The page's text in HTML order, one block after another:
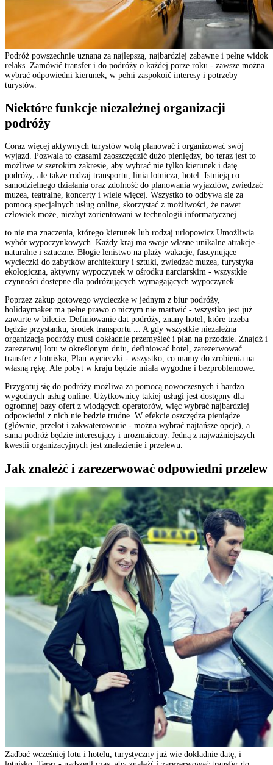
Podróż powszechnie uznana za najlepszą, najbardziej zabawne i pełne widok
relaks. Zamówić transfer i do podróży o każdej porze roku - zawsze można
wybrać odpowiedni kierunek, w pełni zaspokoić interesy i potrzeby
turystów.
Niektóre funkcje niezależnej organizacji
podróży
Coraz więcej aktywnych turystów wolą planować i organizować swój
wyjazd. Pozwala to czasami zaoszczędzić dużo pieniędzy, bo teraz jest to
możliwe w szerokim zakresie, aby wybrać nie tylko kierunek i datę
podróży, ale także rodzaj transportu, linia lotnicza, hotel. Istnieją co
samodzielnego działania oraz zdolność do planowania wyjazdów, zwiedzać
muzea, teatralne, koncerty i wiele więcej. Wszystko to odbywa się za
pomocą specjalnych usług online, skorzystać z możliwości, że nawet
człowiek może, niezbyt zorientowani w technologii informatycznej.
to nie ma znaczenia, którego kierunek lub rodzaj urlopowicz Umożliwia
wybór wypoczynkowych. Każdy kraj ma swoje własne unikalne atrakcje -
naturalne i sztuczne. Błogie lenistwo na plaży wakacje, fascynujące
wycieczki do zabytków architektury i sztuki, zwiedzać muzea, turystyka
ekologiczna, aktywny wypoczynek w ośrodku narciarskim - wszystkie
czynności dostępne dla podróżujących wymagających wypoczynek.
Poprzez zakup gotowego wycieczkę w jednym z biur podróży,
holidaymaker ma pełne prawo o niczym nie martwić - wszystko jest już
zawarte w bilecie. Definiowanie dat podróży, znany hotel, które trzeba
będzie przystanku, środek transportu ... A gdy wszystkie niezależna
organizacja podróży musi dokładnie przemyśleć i plan na przodzie. Znajdź i
zarezerwuj lotu w określonym dniu, definiować hotel, zarezerwować
transfer z lotniska, Plan wycieczki - wszystko, co mamy do zrobienia na
własną rękę. Ale pobyt w kraju będzie miała wygodne i bezproblemowe.
Przygotuj się do podróży możliwa za pomocą nowoczesnych i bardzo
wygodnych usług online. Użytkownicy takiej usługi jest dostępny dla
ogromnej bazy ofert z wiodących operatorów, więc wybrać najbardziej
odpowiedni z nich nie będzie trudne. W efekcie oszczędza pieniądze
(głównie, przelot i zakwaterowanie - można wybrać najtańsze opcje), a
sama podróż będzie interesujący i urozmaicony. Jedną z najważniejszych
kwestii organizacyjnych jest znalezienie i przelewu.
Jak znaleźć i zarezerwować odpowiedni przelew
Zadbać wcześniej lotu i hotelu, turystyczny już wie dokładnie datę, i